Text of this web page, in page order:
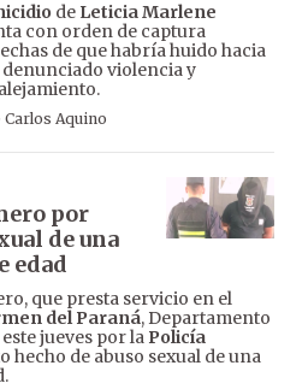
de Leticia Marlene
con orden de captura
de que habría huido hacia
violencia y
Carlos Aquino
por
de una
edad
que presta servicio en el
del Paraná, Departamento
jueves por la Policía
hecho de abuso sexual de una